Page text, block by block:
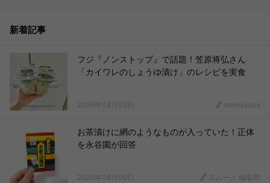
新着記事
フジ『ノンストップ』で話題！笠原将弘さん
「カイワレのしょうゆ漬け」のレシピを実食
2026年08月09日 mamayumi
お茶漬けに網のようなものが入っていた！正体
を永谷園が回答
2026年08月09日 ヨムーノ 編集部